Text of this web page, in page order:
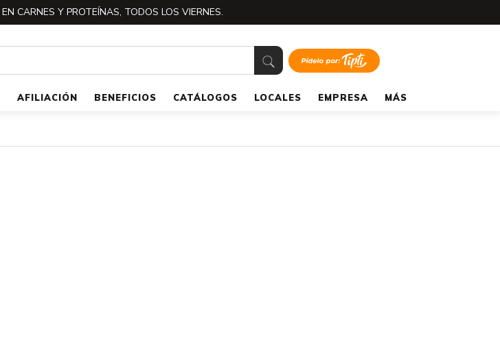
EN CARNES Y PROTEÍNAS, TODOS LOS VIERNES.
AFILIACIÓN BENEFICIOS CATÁLOGOS LOCALES EMPRESA MÁS